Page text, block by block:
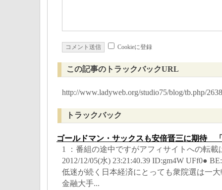
Cookieに登録
この記事のトラックバックURL
http://www.ladyweb.org/studio75/blog/tb.php/2638
トラックバック
ゴールドマン・サックスも安倍晋三に期待
1 ：番組の途中ですがアフィサイトへの転載
2012/12/05(水) 23:21:40.39 ID:gm4W UFf0●
低迷が続く日本経済にとっても衆院選は一
金融大手...